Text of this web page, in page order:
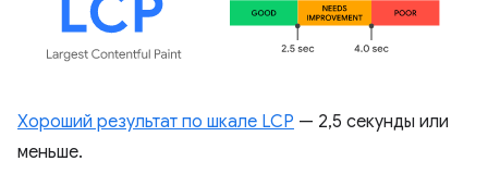
Хороший результат по шкале LCP — 2,5 секунды или
меньше.